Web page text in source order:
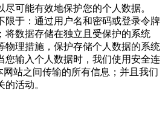
可能有效地保护您的个人数据。
限于：通过用户名和密码或登录令牌
将数据存储在独立且受保护的系统
物理措施，保护存储个人数据的系统
您输入个人数据时，我们使用安全连
站之间传输的所有信息；并且我们
活动。